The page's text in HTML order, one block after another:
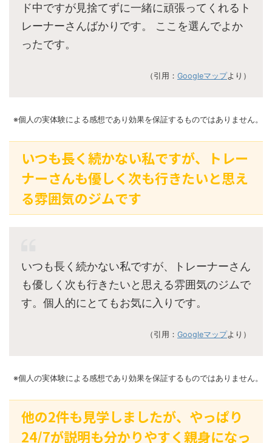
ド中ですが見捨てずに一緒に頑張ってくれるト
レーナーさんばかりです。 ここを選んでよか
ったです。
（引用： Googleマップより）
※個人の実体験による感想であり効果を保証するものではありません。
いつも長く続かない私ですが、トレー
ナーさんも優しく次も行きたいと思え
る雰囲気のジムです
いつも長く続かない私ですが、トレーナーさん
も優しく次も行きたいと思える雰囲気のジムで
す。個人的にとてもお気に入りです。
（引用： Googleマップより）
※個人の実体験による感想であり効果を保証するものではありません。
他の2件も見学しましたが、やっぱり
24/7が説明も分かりやすく親身になっ